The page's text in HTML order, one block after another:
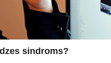
sindroms?